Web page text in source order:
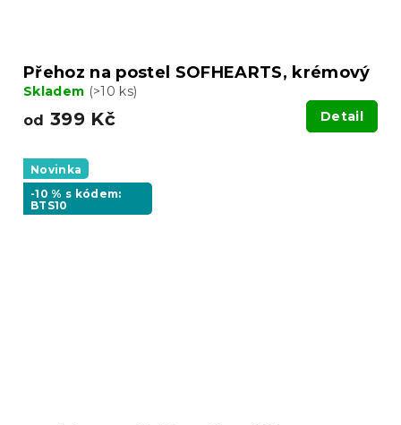
Přehoz na postel SOFHEARTS, krémový
Skladem (>10 ks)
od 399 Kč Detail
Novinka
-10 % s kódem:
BTS10